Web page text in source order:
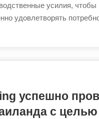
усилия, чтобы
удовлетворять
успешно
с